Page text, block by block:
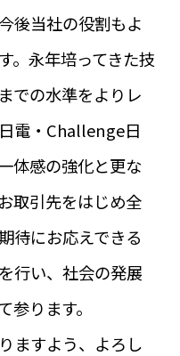
後当社の役割もよ
。永年培ってきた技
での水準をよりレ
電・Challenge日
体感の強化と更な
取引先をはじめ全
待にお応えできる
行い、社会の発展
参ります。
ますよう、よろし